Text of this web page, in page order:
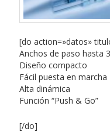
[do action=»datos»
Anchos de paso hasta
Diseño compacto
Fácil puesta en marcha
Alta dinámica
Función “Push & Go”
[/do]